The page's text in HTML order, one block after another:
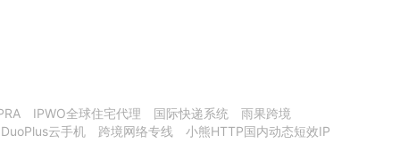
IPWO全球住宅代理 国际快递系统
雨果跨境
DuoPlus云手机
跨境网络专线 小熊HTTP国内动态短效IP